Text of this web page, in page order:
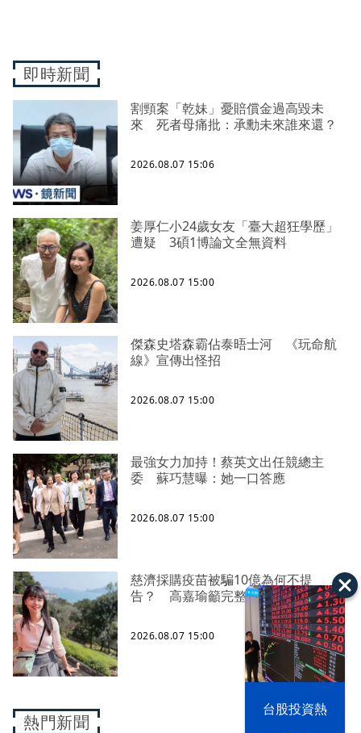
台股投資熱
即時新聞
割頸案「乾妹」憂賠償金過高毀未
來 死者母痛批：承勳未來誰來還？
2026.08.07 15:06
姜厚仁小24歲女友「臺大超狂學歷」
遭疑 3碩1博論文全無資料
2026.08.07 15:00
傑森史塔森霸佔泰晤士河 《玩命航
線》宣傳出怪招
2026.08.07 15:00
最強女力加持！蔡英文出任競總主
委 蘇巧慧曝：她一口答應
2026.08.07 15:00
慈濟採購疫苗被騙10億為何不提
告？ 高嘉瑜籲完整揭露真相
2026.08.07 15:00
熱門新聞